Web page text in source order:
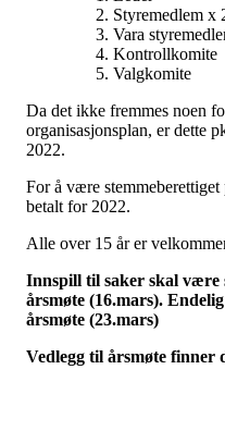
Styremedlem x
Vara
Kontrollkomite
Valgkomite
Da det ikke fremmes noen
organisasjonsplan, er dette
2022.
For å være
betalt for 2022.
Alle over 15 år er
Innspill til saker skal være
årsmøte (16.mars).
årsmøte (23.mars)
Vedlegg til årsmøte finner